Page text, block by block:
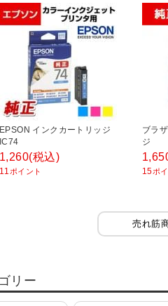
EPSON インクカートリッジ
IC74
1,260(税込)
11 ポイント
ブラ
ジ
15ポ
売れ筋
リー